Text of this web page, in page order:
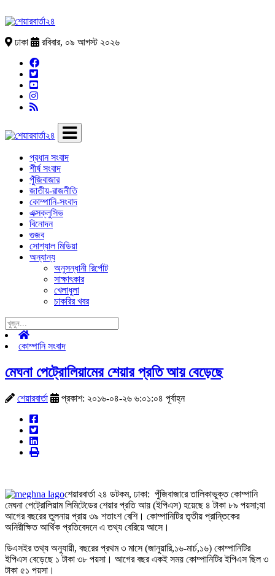
ঢাকা রবিবার, ০৯ আগস্ট ২০২৬
প্রধান সংবাদ
শীর্ষ সংবাদ
পুঁজিবাজার
জাতীয়-রাজনীতি
কোম্পানি-সংবাদ
এক্সক্লুসিভ
বিনোদন
গুজব
সোশ্যাল মিডিয়া
অন্যান্য
অনুসন্ধানী রির্পোট
সাক্ষাৎকার
খেলাধুলা
চাকরির খবর
কোম্পানি সংবাদ
মেঘনা পেট্রোলিয়ামের শেয়ার প্রতি আয় বেড়েছে
শেয়ারবার্তা প্রকাশ: ২০১৬-০৪-২৬ ৬:০১:০৪ পূর্বাহ্ন
শেয়ারবার্তা ২৪ ডটকম, ঢাকা: পুঁজিবাজারে তালিকাভুক্ত কোম্পানি
মেঘনা পেট্রোলিয়াম লিমিটেডের শেয়ার প্রতি আয় (ইপিএস) হয়েছে ৪ টাকা ৮৯ পয়সা;যা
আগের বছরের তুলনায় প্রায় ৩৯ শতাংশ বেশি। কোম্পানিটির তৃতীয় প্রান্তিকের
অনিরীক্ষিত আর্থিক প্রতিবেদনে এ তথ্য বেরিয়ে আসে।
ডিএসইর তথ্য অনুযায়ী, বছরের প্রথম ৩ মাসে (জানুয়ারি,১৬-মার্চ,১৬) কোম্পানিটির
ইপিএস বেড়েছে ১ টাকা ৩৮ পয়সা। আগের বছর একই সময় কোম্পানিটির ইপিএস ছিল ৩
টাকা ৫১ পয়সা।